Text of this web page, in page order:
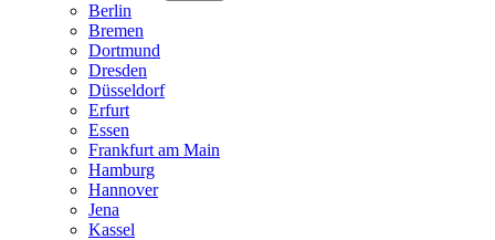
Berlin
Bremen
Dortmund
Dresden
Düsseldorf
Erfurt
Essen
Frankfurt am Main
Hamburg
Hannover
Jena
Kassel